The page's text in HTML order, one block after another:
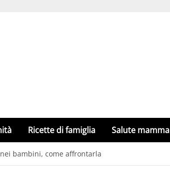
Ricette di famiglia Salute mamma
nei bambini, come affrontarla